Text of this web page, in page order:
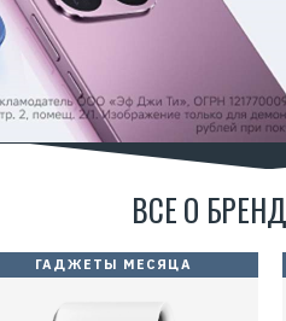
ВСЕ О
ГАДЖЕТЫ МЕСЯЦА